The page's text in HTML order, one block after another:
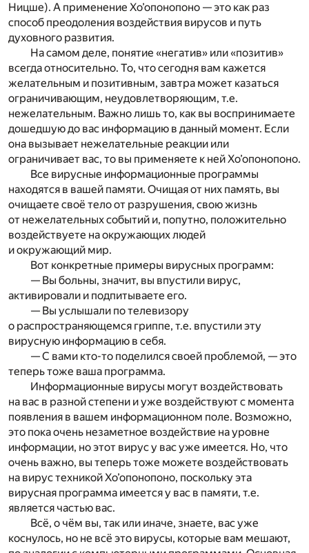
Ницше). А применение Хо’опонопоно — это как раз
способ преодоления воздействия вирусов и путь
духовного развития.
На самом деле, понятие «негатив» или «позитив»
всегда относительно. То, что сегодня вам кажется
желательным и позитивным, завтра может казаться
ограничивающим, неудовлетворяющим, т.е.
нежелательным. Важно лишь то, как вы воспринимаете
дошедшую до вас информацию в данный момент. Если
она вызывает нежелательные реакции или
ограничивает вас, то вы применяете к ней Хо’опонопоно.
Все вирусные информационные программы
находятся в вашей памяти. Очищая от них память, вы
очищаете своё тело от разрушения, свою жизнь
от нежелательных событий и, попутно, положительно
воздействуете на окружающих людей
и окружающий мир.
Вот конкретные примеры вирусных программ:
— Вы больны, значит, вы впустили вирус,
активировали и подпитываете его.
— Вы услышали по телевизору
о распространяющемся гриппе, т.е. впустили эту
вирусную информацию в себя.
— С вами кто-то поделился своей проблемой, — это
теперь тоже ваша программа.
Информационные вирусы могут воздействовать
на вас в разной степени и уже воздействуют с момента
появления в вашем информационном поле. Возможно,
это пока очень незаметное воздействие на уровне
информации, но этот вирус у вас уже имеется. Но, что
очень важно, вы теперь тоже можете воздействовать
на вирус техникой Хо’опонопоно, поскольку эта
вирусная программа имеется у вас в памяти, т.е.
является частью вас.
Всё, о чём вы, так или иначе, знаете, вас уже
коснулось, но не всё это вирусы, которые вам мешают,